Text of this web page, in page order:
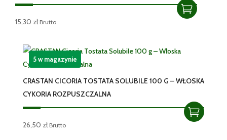
15,30 zł Brutto
CRASTAN CICORIA TOSTATA SOLUBILE 100 G – WŁOSKA
CYKORIA ROZPUSZCZALNA
26,50 zł Brutto
5 w magazynie